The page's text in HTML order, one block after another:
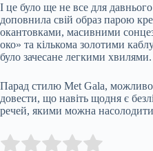
І це було ще не все для
доповнила свій образ парою
окантовками, масивними
око» та кількома золотими
було зачесане легкими хвилями.
Парад стилю Met Gala, можливо,
довести, що навіть щодня є
речей, якими можна
Rate this item: